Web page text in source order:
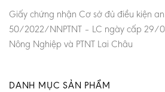
Giấy chứng nhận Cơ sở đủ điều kiện
50/2022/NNPTNT – LC ngày cấp 29/
Nông Nghiệp và PTNT Lai Châu
DANH MỤC SẢN PHẨM